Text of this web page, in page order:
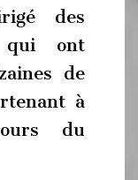
des
qui ont
de
à
du